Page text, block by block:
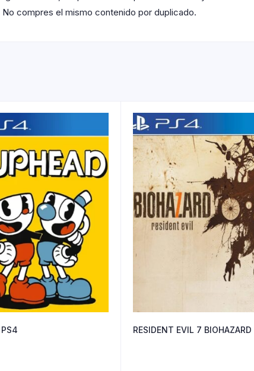
compres el mismo contenido por duplicado.
PS4 RESIDENT EVIL 7